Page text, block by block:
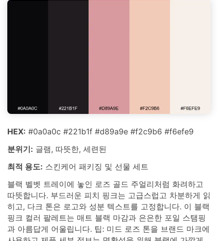
HEX: #0a0a0c #221b1f #d89a9e #f2c9b6 #f6efe9
분위기: 글램, 따뜻한, 세련된
최적 용도: 스킨케어 패키징 및 선물 세트
블랙 벨벳 트레이에 놓인 로즈 골드 주얼리처럼 화려하고
따뜻합니다. 부드러운 피치 핑크는 고급스럽고 차분하게 읽
히고, 다크 톤은 로고와 성분 텍스트를 고정합니다. 이 블랙
핑크 컬러 팔레트는 매트 블랙 마감과 은은한 포일 스탬핑
과 아름답게 어울립니다. 팁: 미드 로즈 톤을 브랜드 마크에